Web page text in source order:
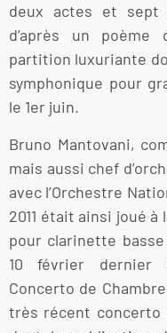
deux actes et sept
d’après un poème
partition luxuriante
symphonique pour
le 1er juin.
Bruno Mantovani,
mais aussi chef
avec l’Orchestre
2011 était ainsi joué
pour clarinette
10 février dernier
Concerto de
très récent concerto